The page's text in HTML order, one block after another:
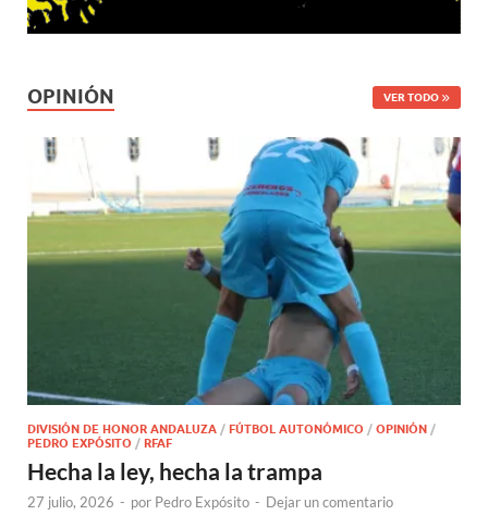
OPINIÓN VER TODO
DIVISIÓN DE HONOR ANDALUZA / FÚTBOL AUTONÓMICO / OPINIÓN /
PEDRO EXPÓSITO / RFAF
Hecha la ley, hecha la trampa
27 julio, 2026 - por Pedro Expósito - Dejar un comentario